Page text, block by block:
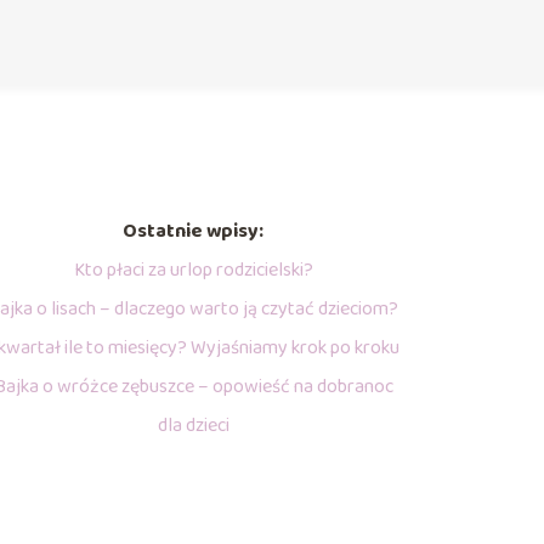
Ostatnie wpisy:
Kto płaci za urlop rodzicielski?
o lisach – dlaczego warto ją czytać dzieciom?
ile to miesięcy? Wyjaśniamy krok po kroku
o wróżce zębuszce – opowieść na dobranoc
dla dzieci